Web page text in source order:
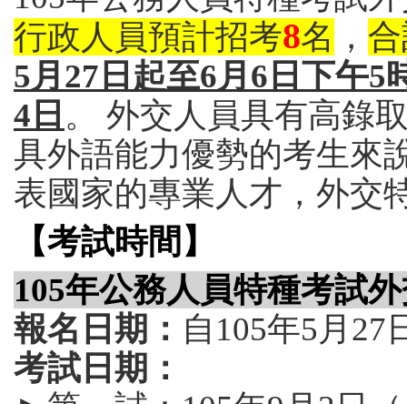
行政人員預計招考8名 ，
5月27日起至6月6日下午5
4日 。 外交人員具有高錄
具外語能力優勢的考生來
表國家的專業人才，外交
【考試時間】
105年公務人員特種考試
報名日期： 自105年5月27
考試日期：